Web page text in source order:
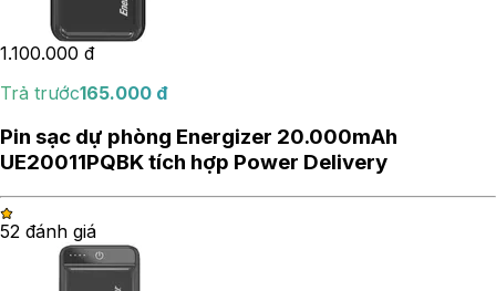
1.100.000 đ
Trả trước165.000 đ
Pin sạc dự phòng Energizer 20.000mAh
UE20011PQBK tích hợp Power Delivery
52 đánh giá